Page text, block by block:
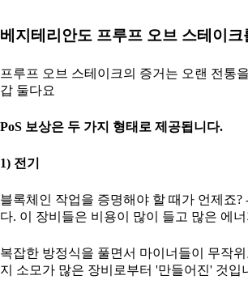
베지테리안도 프루프 오브 스테이
프루프 오브 스테이크의 증거는 오랜 전통
갑 둘다요
PoS 보상은 두 가지 형태로 제공됩니다.
1) 전기
블록체인 작업을 증명해야 할 때가 언제죠
다. 이 장비들은 비용이 많이 들고 많은 에
복잡한 방정식을 풀면서 마이너들이 무작
지 소모가 많은 장비로부터 '만들어진' 것입